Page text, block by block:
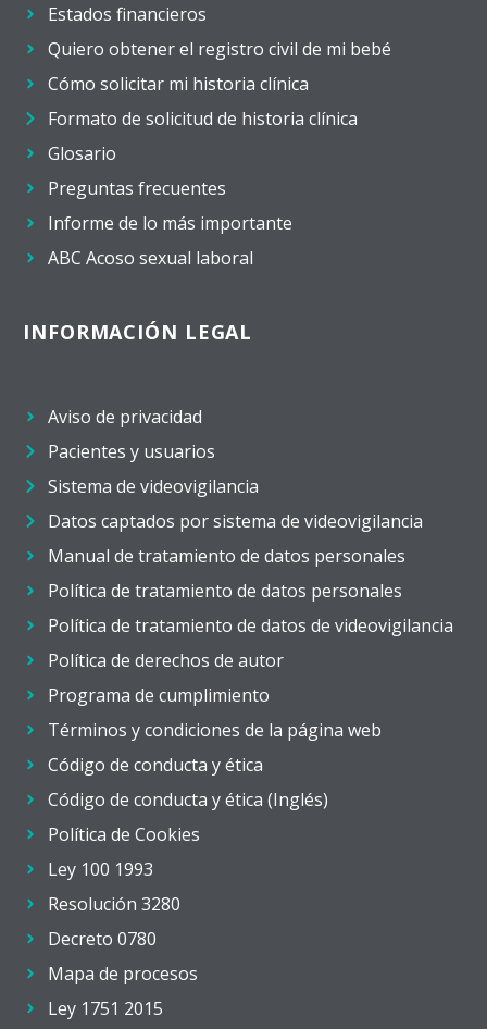
Estados financieros
Quiero obtener el registro civil de mi bebé
Cómo solicitar mi historia clínica
Formato de solicitud de historia clínica
Glosario
Preguntas frecuentes
Informe de lo más importante
ABC Acoso sexual laboral
INFORMACIÓN LEGAL
Aviso de privacidad
Pacientes y usuarios
Sistema de videovigilancia
Datos captados por sistema de videovigilancia
Manual de tratamiento de datos personales
Política de tratamiento de datos personales
Política de tratamiento de datos de videovigilancia
Política de derechos de autor
Programa de cumplimiento
Términos y condiciones de la página web
Código de conducta y ética
Código de conducta y ética (Inglés)
Política de Cookies
Ley 100 1993
Resolución 3280
Decreto 0780
Mapa de procesos
Ley 1751 2015